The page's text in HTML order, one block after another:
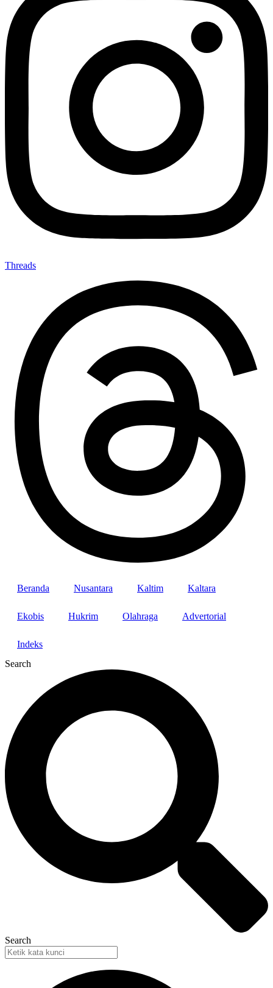
Threads
Beranda Nusantara Kaltim Kaltara
Ekobis Hukrim Olahraga Advertorial
Indeks
Search
Search